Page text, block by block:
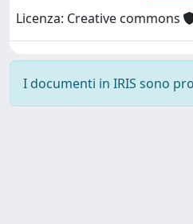
Licenza: Creative commons
I documenti in IRIS sono